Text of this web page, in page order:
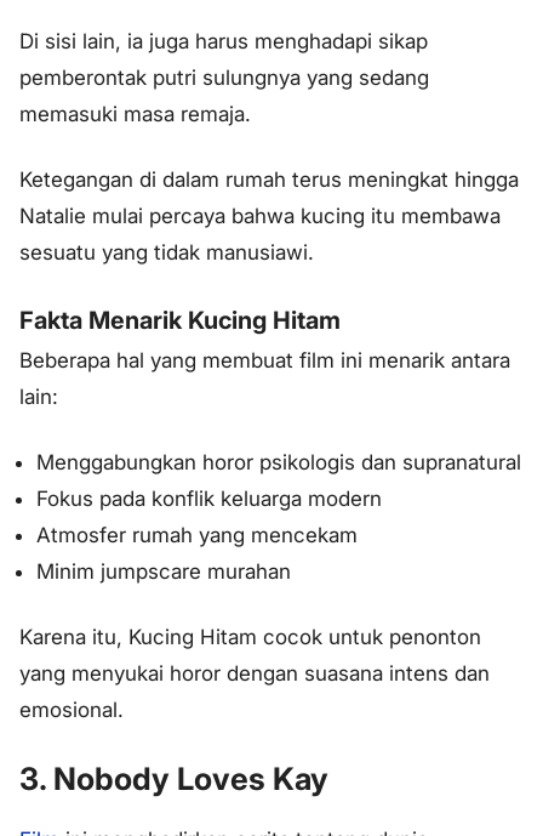
Di sisi lain, ia juga harus menghadapi sikap
pemberontak putri sulungnya yang sedang
memasuki masa remaja.
Ketegangan di dalam rumah terus meningkat hingga
Natalie mulai percaya bahwa kucing itu membawa
sesuatu yang tidak manusiawi.
Fakta Menarik Kucing Hitam
Beberapa hal yang membuat film ini menarik antara
lain:
Menggabungkan horor psikologis dan supranatural
Fokus pada konflik keluarga modern
Atmosfer rumah yang mencekam
Minim jumpscare murahan
Karena itu, Kucing Hitam cocok untuk penonton
yang menyukai horor dengan suasana intens dan
emosional.
3. Nobody Loves Kay